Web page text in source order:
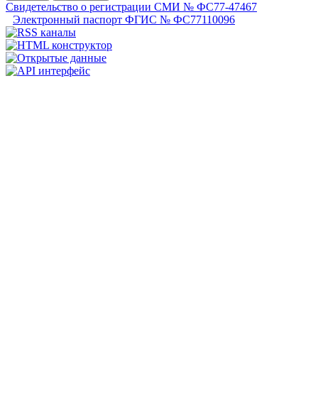
Свидетельство о регистрации СМИ № ФС77-47467
Электронный паспорт ФГИС № ФС77110096